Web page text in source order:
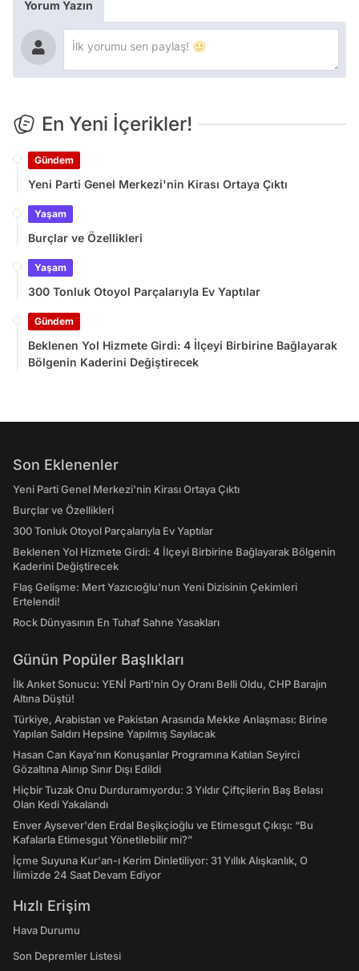
Yorum Yazın
En Yeni İçerikler!
Gündem
Yeni Parti Genel Merkezi'nin Kirası Ortaya Çıktı
Yaşam
Burçlar ve Özellikleri
Yaşam
300 Tonluk Otoyol Parçalarıyla Ev Yaptılar
Gündem
Beklenen Yol Hizmete Girdi: 4 İlçeyi Birbirine Bağlayarak
Bölgenin Kaderini Değiştirecek
Son Eklenenler
Yeni Parti Genel Merkezi'nin Kirası Ortaya Çıktı
Burçlar ve Özellikleri
300 Tonluk Otoyol Parçalarıyla Ev Yaptılar
Beklenen Yol Hizmete Girdi: 4 İlçeyi Birbirine Bağlayarak Bölgenin
Kaderini Değiştirecek
Flaş Gelişme: Mert Yazıcıoğlu'nun Yeni Dizisinin Çekimleri
Ertelendi!
Rock Dünyasının En Tuhaf Sahne Yasakları
Günün Popüler Başlıkları
İlk Anket Sonucu: YENİ Parti'nin Oy Oranı Belli Oldu, CHP Barajın
Altına Düştü!
Türkiye, Arabistan ve Pakistan Arasında Mekke Anlaşması: Birine
Yapılan Saldırı Hepsine Yapılmış Sayılacak
Hasan Can Kaya’nın Konuşanlar Programına Katılan Seyirci
Gözaltına Alınıp Sınır Dışı Edildi
Hiçbir Tuzak Onu Durduramıyordu: 3 Yıldır Çiftçilerin Baş Belası
Olan Kedi Yakalandı
Enver Aysever'den Erdal Beşikçioğlu ve Etimesgut Çıkışı: “Bu
Kafalarla Etimesgut Yönetilebilir mi?”
İçme Suyuna Kur'an-ı Kerim Dinletiliyor: 31 Yıllık Alışkanlık, O
İlimizde 24 Saat Devam Ediyor
Hızlı Erişim
Hava Durumu
Son Depremler Listesi